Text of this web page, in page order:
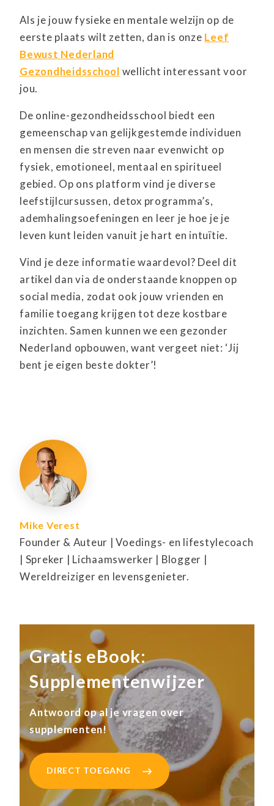
Als je jouw fysieke en mentale welzijn op de
eerste plaats wilt zetten, dan is onze Leef
Bewust Nederland
Gezondheidsschool wellicht interessant voor
jou.
De online-gezondheidsschool biedt een
gemeenschap van gelijkgestemde individuen
en mensen die streven naar evenwicht op
fysiek, emotioneel, mentaal en spiritueel
gebied. Op ons platform vind je diverse
leefstijlcursussen, detox programma’s,
ademhalingsoefeningen en leer je hoe je je
leven kunt leiden vanuit je hart en intuïtie.
Vind je deze informatie waardevol? Deel dit
artikel dan via de onderstaande knoppen op
social media, zodat ook jouw vrienden en
familie toegang krijgen tot deze kostbare
inzichten. Samen kunnen we een gezonder
Nederland opbouwen, want vergeet niet: ‘Jij
bent je eigen beste dokter’!
Mike Verest
Founder & Auteur | Voedings- en lifestylecoach
| Spreker | Lichaamswerker | Blogger |
Wereldreiziger en levensgenieter.
Gratis eBook:
Supplementenwijzer
Antwoord op al je vragen over
supplementen!
DIRECT TOEGANG